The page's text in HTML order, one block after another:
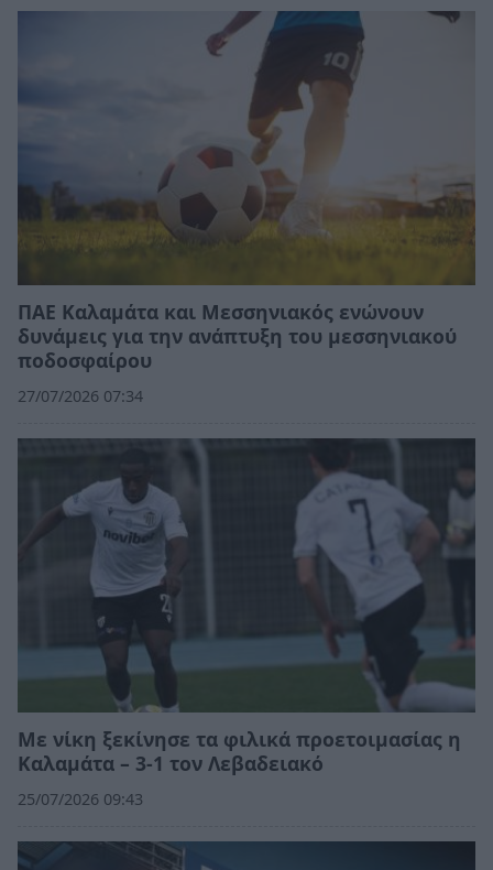
ΠΑΕ Καλαμάτα και Μεσσηνιακός ενώνουν
δυνάμεις για την ανάπτυξη του μεσσηνιακού
ποδοσφαίρου
27/07/2026 07:34
Με νίκη ξεκίνησε τα φιλικά προετοιμασίας η
Καλαμάτα – 3-1 τον Λεβαδειακό
25/07/2026 09:43